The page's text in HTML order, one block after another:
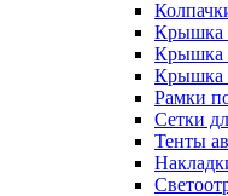
Крышка
Крышка
Крышка
Рамки
Сетки
Тенты